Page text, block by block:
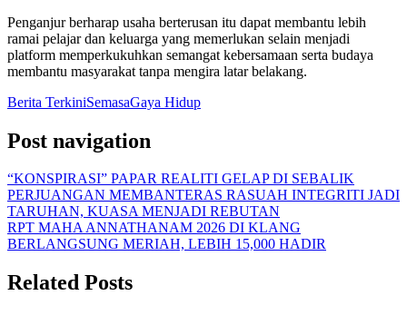
Penganjur berharap usaha berterusan itu dapat membantu lebih
ramai pelajar dan keluarga yang memerlukan selain menjadi
platform memperkukuhkan semangat kebersamaan serta budaya
membantu masyarakat tanpa mengira latar belakang.
Berita TerkiniSemasaGaya Hidup
Post navigation
“KONSPIRASI” PAPAR REALITI GELAP DI SEBALIK
PERJUANGAN MEMBANTERAS RASUAH INTEGRITI JADI
TARUHAN, KUASA MENJADI REBUTAN
RPT MAHA ANNATHANAM 2026 DI KLANG
BERLANGSUNG MERIAH, LEBIH 15,000 HADIR
Related Posts